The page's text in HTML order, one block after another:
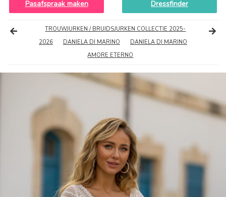
Pasafspraak maken Dressfinder
TROUWJURKEN / BRUIDSJURKEN COLLECTIE 2025-
2026
DANIELA DI MARINO
DANIELA DI MARINO
AMORE ETERNO